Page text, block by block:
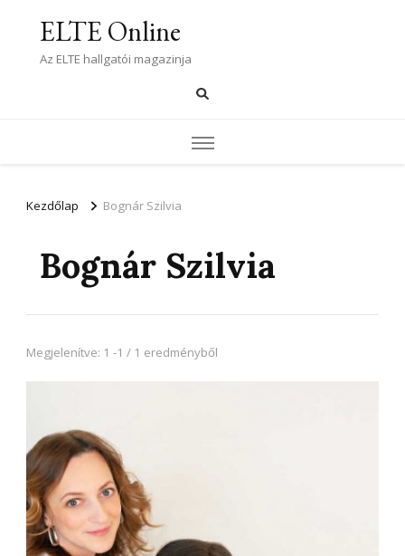
ELTE Online
Az ELTE hallgatói magazinja
Kezdőlap Bognár Szilvia
Bognár Szilvia
Megjelenítve: 1 -1 / 1 eredményből